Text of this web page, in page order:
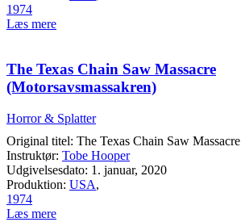
1974
Læs mere
The Texas Chain Saw Massacre
(Motorsavsmassakren)
Horror & Splatter
Original titel: The Texas Chain Saw Massacre
Instruktør: Tobe Hooper
Udgivelsesdato: 1. januar, 2020
Produktion: USA,
1974
Læs mere